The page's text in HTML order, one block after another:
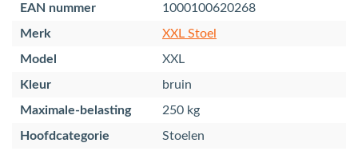
EAN nummer
1000100620268
Merk
XXL Stoel
Model
XXL
Kleur
bruin
Maximale-belasting
250 kg
Hoofdcategorie
Stoelen